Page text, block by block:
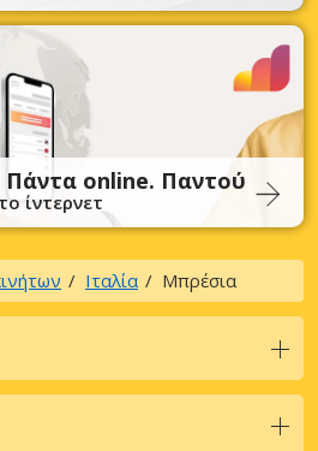
Πάντα online. Παντού
ίντερνετ
Ιταλία Μπρέσια